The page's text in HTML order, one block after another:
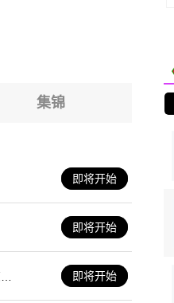
集锦
即将开始
即将开始
即将开始